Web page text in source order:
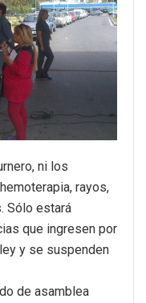
ni los
rayos,
Sólo estará
que ingresen por
y se suspenden
de asamblea